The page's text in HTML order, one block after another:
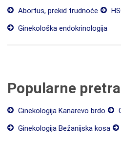
Abortus, prekid trudnoće
Ginekološka endokrinologija
Popularne
Ginekologija Kanarevo brdo
Ginekologija Bežanijska kosa